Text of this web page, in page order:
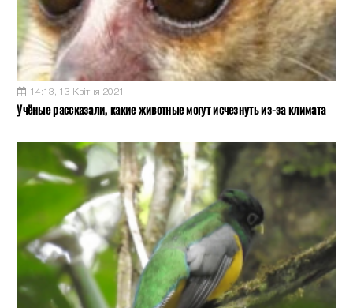
14:13, 13 Квітня 2021
Учёные рассказали, какие животные могут исчезнуть из-за климата